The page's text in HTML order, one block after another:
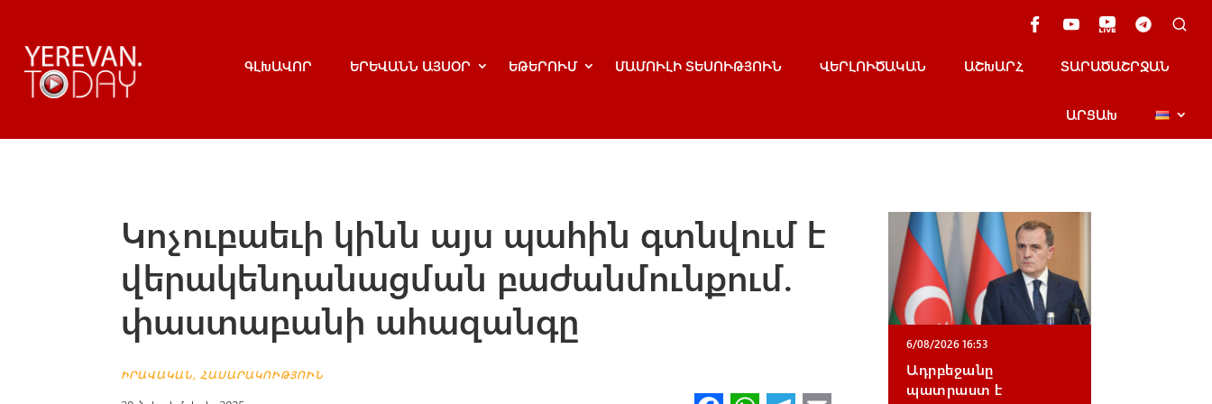
ԳԼԽԱՎՈՐ ԵՐԵՎԱՆՆ ԱՅՍՕՐ ԵԹԵՐՈՒՄ ՄԱՄՈՒԼԻ ՏԵՍՈՒԹՅՈՒՆ ՎԵՐԼՈՒԾԱԿԱՆ ԱՇԽԱՐՀ ՏԱՐԱԾԱՇՐՋԱՆ
ԱՐՑԱԽ
Կոչուբաեւի կինն այս պահին գտնվում է
վերակենդանացման բաժանմունքում.
փաստաբանի ահազանգը
ԻՐԱՎԱԿԱՆ, ՀԱՍԱՐԱԿՈՒԹՅՈՒՆ
6/08/2026 16:53
Ադրբեջանը
պատրաստ է